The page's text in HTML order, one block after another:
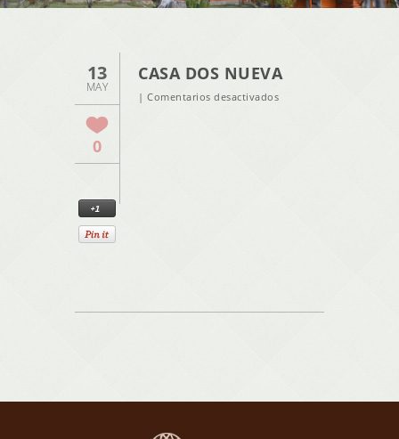
13
MAY
0
CASA DOS NUEVA
| Comentarios desactivadosen